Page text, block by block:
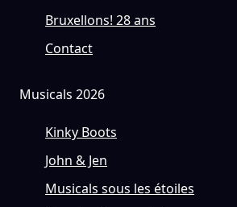
Bruxellons! 28 ans
Contact
Musicals 2026
Kinky Boots
John & Jen
Musicals sous les étoiles